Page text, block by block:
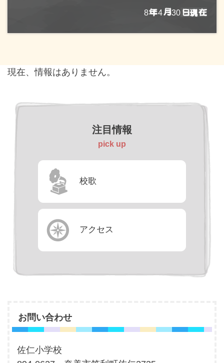
8 4 30
現在、情報はありません。
注目情報
pick up
校歌
アクセス
お問い合わせ
佐仁小学校